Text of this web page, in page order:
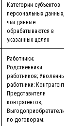
Категории субъектов
персональных данных,
чьи данные
обрабатываются в
указанных целях
Работники;
Родственники
работников; Уволенные
работники; Контрагенты;
Представители
контрагентов;
Выгодоприобретатели
по договорам;